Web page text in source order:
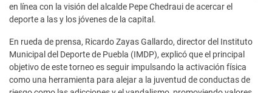
en línea con la visión del alcalde Pepe Chedraui de acercar el
deporte a las y los jóvenes de la capital.
En rueda de prensa, Ricardo Zayas Gallardo, director del Instituto
Municipal del Deporte de Puebla (IMDP), explicó que el principal
objetivo de este torneo es seguir impulsando la activación física
como una herramienta para alejar a la juventud de conductas de